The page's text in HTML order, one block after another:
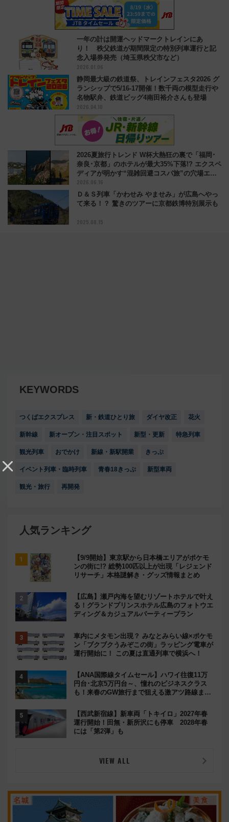
一年の計は開運ヘッドマークトレインにあ
り！ 秩父鉄道が期間限定の特別列車運行と記
念入場券発売（埼玉県秩父市など）
2026.01.06
静岡最大級の鉄道祭、トレインフェスタ2026 グ
ランシップで5/16-17開催！数千両の模型走行や
名物駅弁、鉄道ビッグ4南田裕介さんも登場
2026.04.10
2026夏旅行トレンド W杯大熱狂の裏で「福岡･
奈良･京都」のホテルが最大35%下落!? エクスペ
ディアが明かす“混雑回避コスパ旅”の穴場エリ
ア
2026.06.16
Ｄ＆Ｓ列車「かわせみ やませみ」が広島へやっ
て来る！？ 驚きのツアーに京都鉄博特別展示も
2025.08.15
KEYWORDS
つくばエクスプレス 新・鉄道ひとり旅 ダイヤ改正 花火
新幹線 新オープン・注目スポット 新型・更新 特急列車
観光列車 おでかけ 新線・新駅開業 きっぷ
イベント列車・臨時列車 青春18きっぷ 新型車両
観光・旅行 再開発
人気ランキング
【9/9開始】東京駅から日本橋エリアがポケモ
ンの街に!? 総勢100匹以上が出現「レジェンド
リサーチ」本格謎解き・グッズ情報まとめ
【広島】瀬戸内海を望むリゾートホテルで叶え
る！グランドプリンスホテル広島のフォトウエ
ディング＆カジュアルパーティープラン
車内にメタモン出現？ みなとみらい線×ポケモ
ン「ブクブクうみぞこの街」ラッピング電車が
運行開始に！ この夏は直通列車で横浜へ！
【ANA国際線タイムセール】ハワイ往復11万
円台･北京5万円台～、憧れのビジネスクラス
も！来春のGW旅行まで狙える激アツ路線まと
【西武新宿線】新車両「トキイロ」2027年春
運行開始！田無・新所沢にも停車 2028年春
には「第2弾」も
VIEW ALL